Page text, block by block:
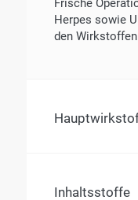
Frische
Herpes sowie
den
Inhaltsstoffe